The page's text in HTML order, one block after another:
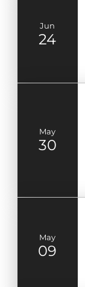
Jun
24
May
30
May
09